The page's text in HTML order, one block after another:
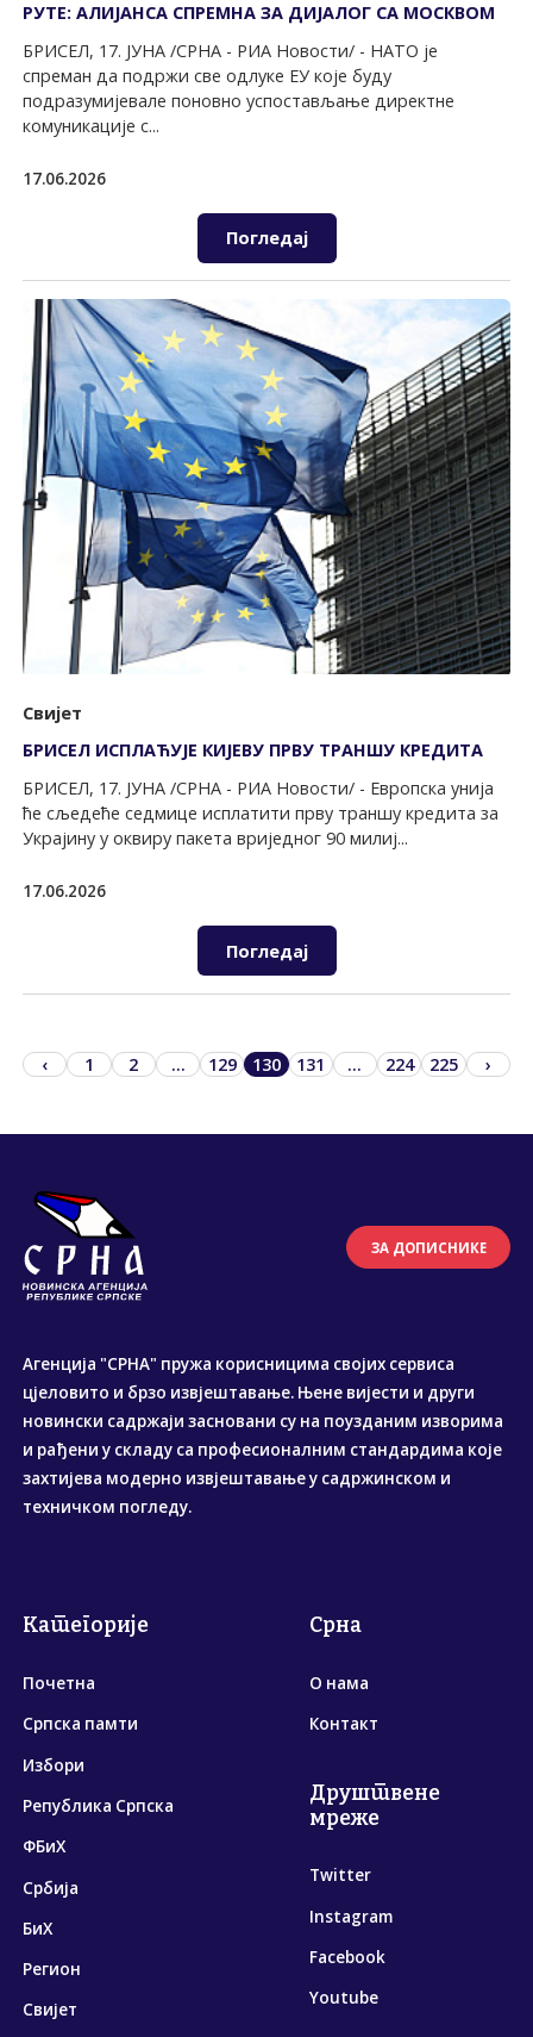
РУТЕ: АЛИЈАНСА СПРЕМНА ЗА ДИЈАЛОГ СА МОСКВОМ
БРИСЕЛ, 17. ЈУНА /СРНА - РИА Новости/ - НАТО је
спреман да подржи све одлуке ЕУ које буду
подразумијевале поновно успостављање директне
комуникације с...
17.06.2026
Погледај
Свијет
БРИСЕЛ ИСПЛАЋУЈЕ КИЈЕВУ ПРВУ ТРАНШУ КРЕДИТА
БРИСЕЛ, 17. ЈУНА /СРНА - РИА Новости/ - Европска унија
ће сљедеће седмице исплатити прву траншу кредита за
Украјину у оквиру пакета вриједног 90 милиј...
17.06.2026
Погледај
‹ 1 2 ... 129 130 131 ... 224 225 ›
ЗА ДОПИСНИКЕ
Агенција "СРНА" пружа корисницима својих сервиса
цјеловито и брзо извјештавање. Њене вијести и други
новински садржаји засновани су на поузданим изворима
и рађени у складу са професионалним стандардима које
захтијева модерно извјештавање у садржинском и
техничком погледу.
Категорије
Почетна
Српска памти
Избори
Република Српска
ФБиХ
Србија
БиХ
Регион
Свијет
Срна
О нама
Контакт
Друштвене
мреже
Twitter
Instagram
Facebook
Youtube